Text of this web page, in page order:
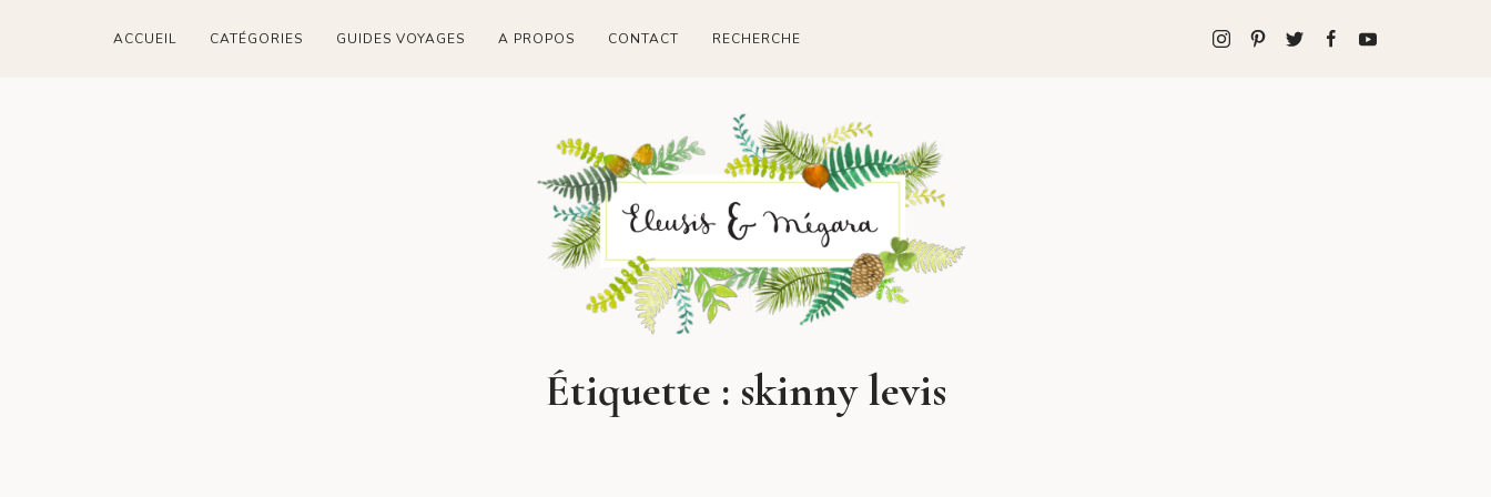
ACCUEIL CATÉGORIES GUIDES VOYAGES A PROPOS CONTACT RECHERCHE
Étiquette : skinny levis